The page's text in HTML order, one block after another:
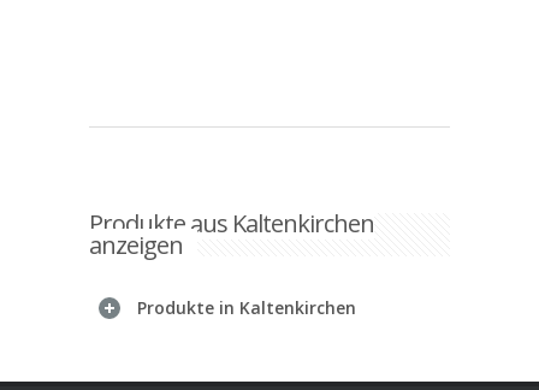
Produkte aus Kaltenkirchen
anzeigen
Produkte in Kaltenkirchen